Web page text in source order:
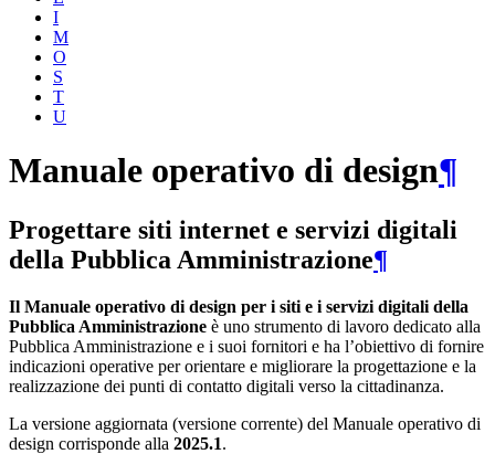
I
M
O
S
T
U
Manuale operativo di design¶
Progettare siti internet e servizi digitali
della Pubblica Amministrazione¶
Il Manuale operativo di design per i siti e i servizi digitali della
Pubblica Amministrazione è uno strumento di lavoro dedicato alla
Pubblica Amministrazione e i suoi fornitori e ha l’obiettivo di fornire
indicazioni operative per orientare e migliorare la progettazione e la
realizzazione dei punti di contatto digitali verso la cittadinanza.
La versione aggiornata (versione corrente) del Manuale operativo di
design corrisponde alla 2025.1.